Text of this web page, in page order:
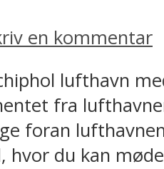
en kommentar
lufthavn
fra
foran
du kan